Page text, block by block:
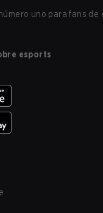
uno para fans de
esports